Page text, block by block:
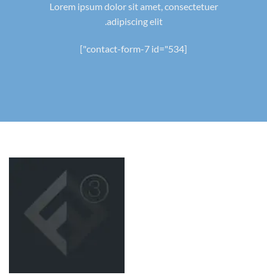
Lorem ipsum dolor sit amet, consectetuer
adipiscing elit.
[contact-form-7 id="534"]